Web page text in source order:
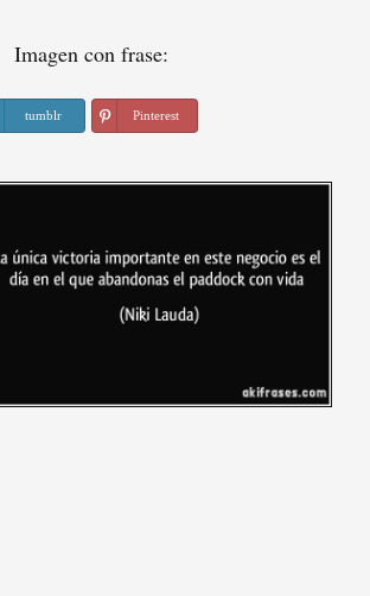
Imagen con frase:
tumblr Pinterest